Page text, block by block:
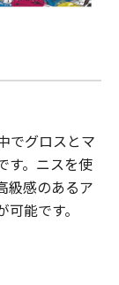
でグロスとマ
す。ニスを使
級感のあるア
能です。